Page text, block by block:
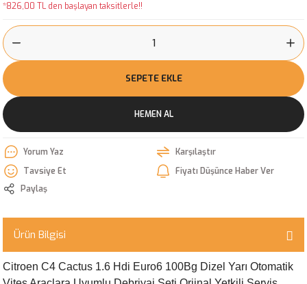
*826,00 TL den başlayan taksitlerle!!
SEPETE EKLE
HEMEN AL
Yorum Yaz
Karşılaştır
Tavsiye Et
Fiyatı Düşünce Haber Ver
Paylaş
Ürün Bilgisi
Citroen C4 Cactus 1.6 Hdi Euro6 100Bg Dizel Yarı Otomatik